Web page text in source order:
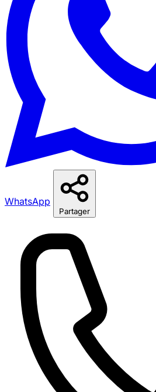
WhatsApp
Partager